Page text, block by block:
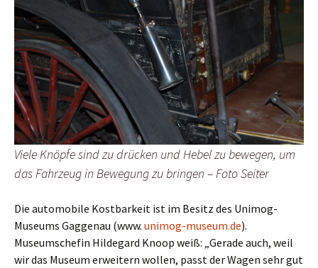
Viele Knöpfe sind zu drücken und Hebel zu bewegen, um
das Fahrzeug in Bewegung zu bringen – Foto Seiter
Die automobile Kostbarkeit ist im Besitz des Unimog-
Museums Gaggenau (www. unimog-museum.de).
Museumschefin Hildegard Knoop weiß: „Gerade auch, weil
wir das Museum erweitern wollen, passt der Wagen sehr gut